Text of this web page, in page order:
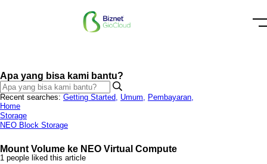
Apa yang bisa kami bantu?
Recent searches: Getting Started, Umum, Pembayaran,
Home
Storage
NEO Block Storage
Mount Volume ke NEO Virtual Compute
1 people liked this article